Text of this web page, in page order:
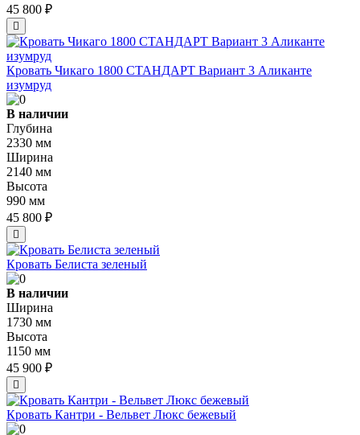
45 800 ₽
Кровать Чикаго 1800 СТАНДАРТ Вариант 3 Аликанте
изумруд
В наличии
Глубина
2330 мм
Ширина
2140 мм
Высота
990 мм
45 800 ₽
Кровать Белиста зеленый
В наличии
Ширина
1730 мм
Высота
1150 мм
45 900 ₽
Кровать Кантри - Вельвет Люкс бежевый